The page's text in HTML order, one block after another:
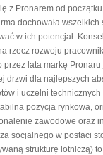
z Pronarem od
dochowała wszelkich
w ich potencjał.
rzecz rozwoju
przez lata markę Pronaru
drzwi dla najlepszych
i uczelni technicznych
pozycja rynkowa,
zawodowe oraz
socjalnego w postaci
strukturę lotniczą)